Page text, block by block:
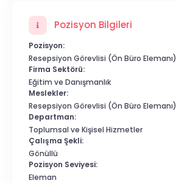
Pozisyon Bilgileri
Pozisyon:
Resepsiyon Görevlisi (Ön Büro Elemanı)
Firma Sektörü:
Eğitim ve Danışmanlık
Meslekler:
Resepsiyon Görevlisi (Ön Büro Elemanı)
Departman:
Toplumsal ve Kişisel Hizmetler
Çalışma Şekli:
Gönüllü
Pozisyon Seviyesi:
Eleman